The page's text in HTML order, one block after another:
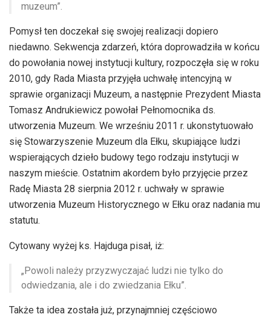
muzeum”.
Pomysł ten doczekał się swojej realizacji dopiero
niedawno. Sekwencja zdarzeń, która doprowadziła w końcu
do powołania nowej instytucji kultury, rozpoczęła się w roku
2010, gdy Rada Miasta przyjęła uchwałę intencyjną w
sprawie organizacji Muzeum, a następnie Prezydent Miasta
Tomasz Andrukiewicz powołał Pełnomocnika ds.
utworzenia Muzeum. We wrześniu 2011 r. ukonstytuowało
się Stowarzyszenie Muzeum dla Ełku, skupiające ludzi
wspierających dzieło budowy tego rodzaju instytucji w
naszym mieście. Ostatnim akordem było przyjęcie przez
Radę Miasta 28 sierpnia 2012 r. uchwały w sprawie
utworzenia Muzeum Historycznego w Ełku oraz nadania mu
statutu.
Cytowany wyżej ks. Hajduga pisał, iż:
„Powoli należy przyzwyczajać ludzi nie tylko do
odwiedzania, ale i do zwiedzania Ełku”.
Także ta idea została już, przynajmniej częściowo